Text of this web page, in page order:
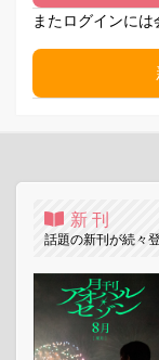
またログインには
新刊
話題の新刊が続々